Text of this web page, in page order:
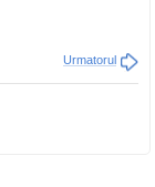
Urmatorul